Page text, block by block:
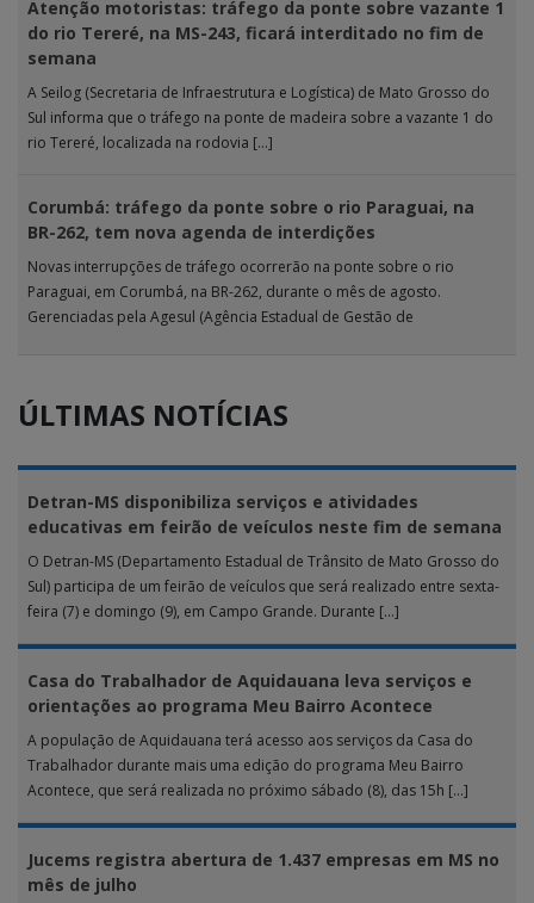
Atenção motoristas: tráfego da ponte sobre vazante 1
do rio Tereré, na MS-243, ficará interditado no fim de
semana
A Seilog (Secretaria de Infraestrutura e Logística) de Mato Grosso do
Sul informa que o tráfego na ponte de madeira sobre a vazante 1 do
rio Tereré, localizada na rodovia […]
Corumbá: tráfego da ponte sobre o rio Paraguai, na
BR-262, tem nova agenda de interdições
Novas interrupções de tráfego ocorrerão na ponte sobre o rio
Paraguai, em Corumbá, na BR-262, durante o mês de agosto.
Gerenciadas pela Agesul (Agência Estadual de Gestão de
ÚLTIMAS NOTÍCIAS
Detran-MS disponibiliza serviços e atividades
educativas em feirão de veículos neste fim de semana
O Detran-MS (Departamento Estadual de Trânsito de Mato Grosso do
Sul) participa de um feirão de veículos que será realizado entre sexta-
feira (7) e domingo (9), em Campo Grande. Durante […]
Casa do Trabalhador de Aquidauana leva serviços e
orientações ao programa Meu Bairro Acontece
A população de Aquidauana terá acesso aos serviços da Casa do
Trabalhador durante mais uma edição do programa Meu Bairro
Acontece, que será realizada no próximo sábado (8), das 15h […]
Jucems registra abertura de 1.437 empresas em MS no
mês de julho